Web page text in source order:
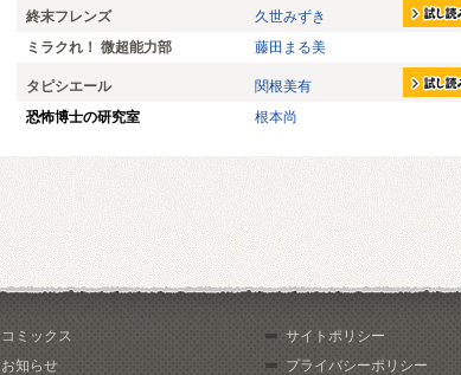
終末フレンズ
久世みずき
ミラクれ！ 微超能力部
藤田まる美
タピシエール
関根美有
恐怖博士の研究室
根本尚
コミックス
お知らせ
サイトポリシー
プライバシーポリシー